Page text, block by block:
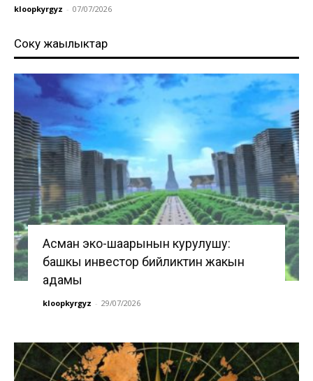
kloopkyrgyz - 07/07/2026
Соңку жаңылыктар
Асман эко-шаарынын курулушу:
башкы инвестор бийликтин жакын
адамы
kloopkyrgyz - 29/07/2026